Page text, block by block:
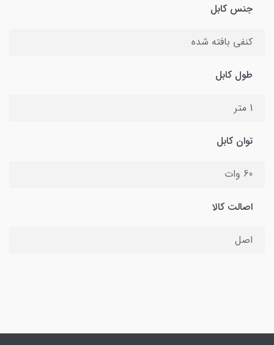
جنس کابل
کنفی بافته شده
طول کابل
1 متر
توان کابل
60 وات
اصالت کالا
اصل